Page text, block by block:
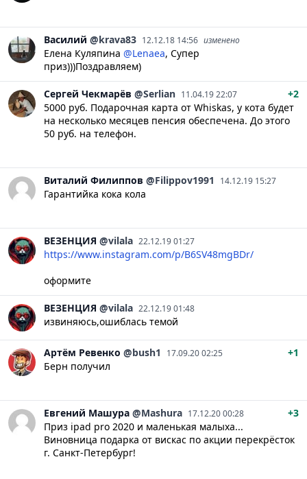
Василий @krava83 12.12.18 14:56 изменено
Елена Куляпина @Lenaea, Супер
приз)))Поздравляем)
Сергей Чекмарёв @Serlian 11.04.19 22:07
+2
5000 руб. Подарочная карта от Whiskas, у кота будет
на несколько месяцев пенсия обеспечена. До этого
50 руб. на телефон.
Виталий Филиппов @Filippov1991 14.12.19 15:27
Гарантийка кока кола
ВЕЗЕНЦИЯ @vilala 22.12.19 01:27
https://www.instagram.com/p/B6SV48mgBDr/
оформите
ВЕЗЕНЦИЯ @vilala 22.12.19 01:48
извиняюсь,ошиблась темой
Артём Ревенко @bush1 17.09.20 02:25
+1
Берн получил
Евгений Машура @Mashura 17.12.20 00:28
+3
Приз ipad pro 2020 и маленькая малыха...
Виновница подарка от вискас по акции перекрёсток
г. Санкт-Петербург!